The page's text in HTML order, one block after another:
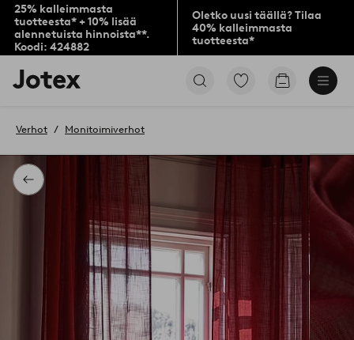
25% kalleimmasta
tuotteesta* + 10% lisää
alennetuista hinnoista**.
Koodi: 424882
Oletko uusi täällä? Tilaa
40% kalleimmasta
tuotteesta*
Jotex-
logo
aloitussivulle
Siirry
Siirry
Takaisin
Verhot Monitoimiverhot